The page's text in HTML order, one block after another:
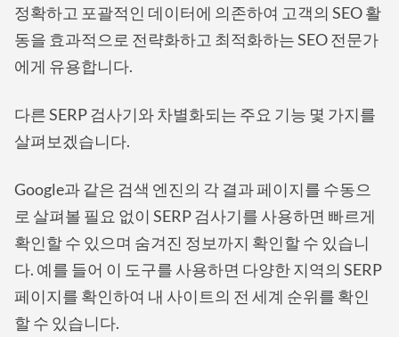
정확하고 포괄적인 데이터에 의존하여 고객의 SEO 활
동을 효과적으로 전략화하고 최적화하는 SEO 전문가
에게 유용합니다.
다른 SERP 검사기와 차별화되는 주요 기능 몇 가지를
살펴보겠습니다.
Google과 같은 검색 엔진의 각 결과 페이지를 수동으
로 살펴볼 필요 없이 SERP 검사기를 사용하면 빠르게
확인할 수 있으며 숨겨진 정보까지 확인할 수 있습니
다. 예를 들어 이 도구를 사용하면 다양한 지역의 SERP
페이지를 확인하여 내 사이트의 전 세계 순위를 확인
할 수 있습니다.